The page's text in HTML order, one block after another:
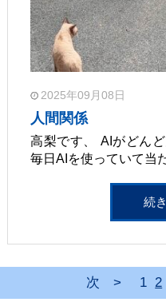
2025年09月08日
人間関係
高梨です、 AIがどん
毎日AIを使っていて当
続
次 > 1 2